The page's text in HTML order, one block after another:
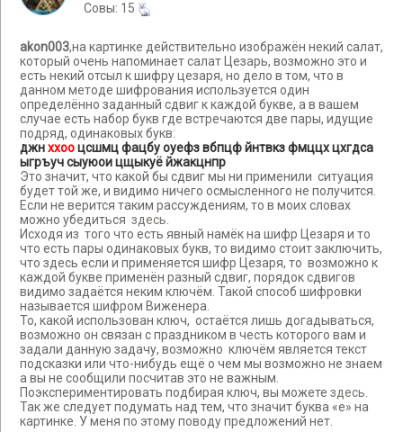
Cовы: 15
akon003,на картинке действительно изображён некий салат,
который очень напоминает салат Цезарь, возможно это и
есть некий отсыл к шифру цезаря, но дело в том, что в
данном методе шифрования используется один
определённо заданный сдвиг к каждой букве, а в вашем
случае есть набор букв где встречаются две пары, идущие
подряд, одинаковых букв:
джнххооцсшмц фацбу оуефз вбпцф йнтвкз фмццх цхгдса
ыгръуч сыуюои цщыкуё йжакцнпр
Это значит, что какой бы сдвиг мы ни применили ситуация
будет той же, и видимо ничего осмысленного не получится.
Если не верится таким рассуждениям, то в моих словах
можно убедиться здесь.
Исходя из того что есть явный намёк на шифр Цезаря и то
что есть пары одинаковых букв, то видимо стоит заключить,
что здесь если и применяется шифр Цезаря, то возможно к
каждой букве применён разный сдвиг, порядок сдвигов
видимо задаётся неким ключём. Такой способ шифровки
называется шифром Виженера.
То, какой использован ключ, остаётся лишь догадываться,
возможно он связан с праздником в честь которого вам и
задали данную задачу, возможно ключём является текст
подсказки или что-нибудь ещё о чем мы возможно не знаем
а вы не сообщили посчитав это не важным.
Поэкспериментировать подбирая ключ, вы можете здесь.
Так же следует подумать над тем, что значит буква «е» на
картинке. У меня по этому поводу предложений нет.